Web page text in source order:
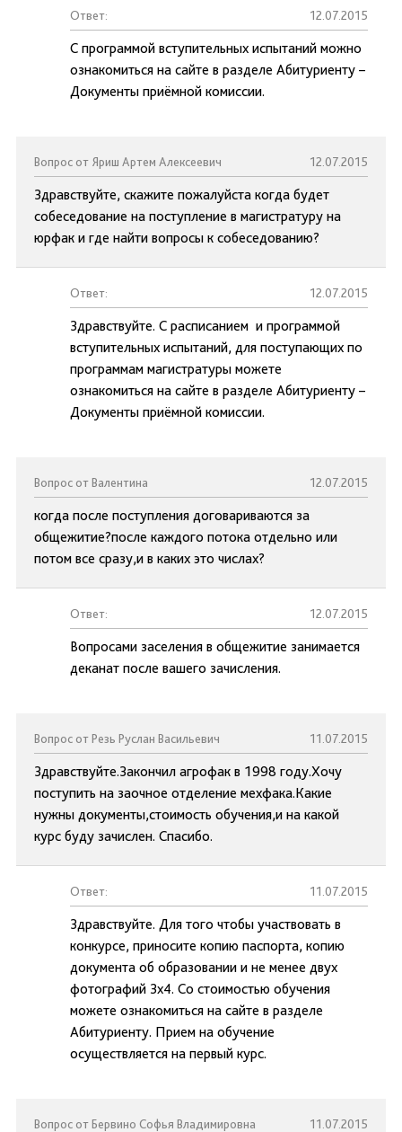
Ответ: 12.07.2015
С программой вступительных испытаний можно
ознакомиться на сайте в разделе Абитуриенту –
Документы приёмной комиссии.
Вопрос от Яриш Артем Алексеевич 12.07.2015
Здравствуйте, скажите пожалуйста когда будет
собеседование на поступление в магистратуру на
юрфак и где найти вопросы к собеседованию?
Ответ: 12.07.2015
Здравствуйте. С расписанием и программой
вступительных испытаний, для поступающих по
программам магистратуры можете
ознакомиться на сайте в разделе Абитуриенту –
Документы приёмной комиссии.
Вопрос от Валентина 12.07.2015
когда после поступления договариваются за
общежитие?после каждого потока отдельно или
потом все сразу,и в каких это числах?
Ответ: 12.07.2015
Вопросами заселения в общежитие занимается
деканат после вашего зачисления.
Вопрос от Резь Руслан Васильевич 11.07.2015
Здравствуйте.Закончил агрофак в 1998 году.Хочу
поступить на заочное отделение мехфака.Какие
нужны документы,стоимость обучения,и на какой
курс буду зачислен. Спасибо.
Ответ: 11.07.2015
Здравствуйте. Для того чтобы участвовать в
конкурсе, приносите копию паспорта, копию
документа об образовании и не менее двух
фотографий 3х4. Со стоимостью обучения
можете ознакомиться на сайте в разделе
Абитуриенту. Прием на обучение
осуществляется на первый курс.
Вопрос от Бервино Софья Владимировна 11.07.2015